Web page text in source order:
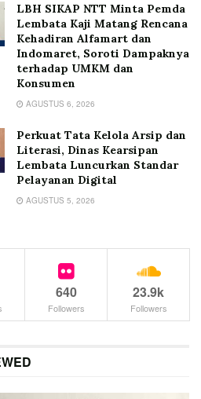
LBH SIKAP NTT Minta Pemda
Lembata Kaji Matang Rencana
Kehadiran Alfamart dan
Indomaret, Soroti Dampaknya
terhadap UMKM dan
Konsumen
AGUSTUS 6, 2026
Perkuat Tata Kelola Arsip dan
Literasi, Dinas Kearsipan
Lembata Luncurkan Standar
Pelayanan Digital
AGUSTUS 5, 2026
640
Followers
23.9k
Followers